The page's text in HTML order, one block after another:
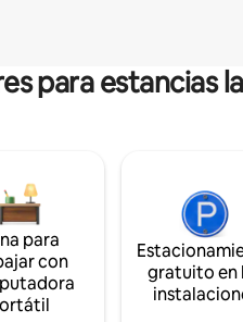
para estancias
para
con
gratuito en